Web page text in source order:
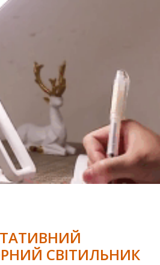
СВІТИЛЬНИК